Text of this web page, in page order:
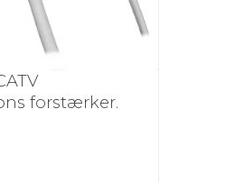
forstærker.